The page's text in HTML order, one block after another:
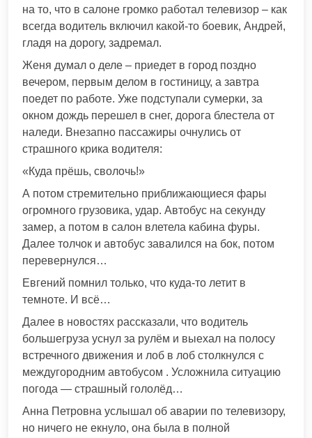
на то, что в салоне громко работал телевизор – как
всегда водитель включил какой-то боевик, Андрей,
гладя на дорогу, задремал.
Женя думал о деле – приедет в город поздно
вечером, первым делом в гостиницу, а завтра
поедет по работе. Уже подступали сумерки, за
окном дождь перешел в снег, дорога блестела от
наледи. Внезапно пассажиры очнулись от
страшного крика водителя:
«Куда прёшь, сволочь!»
А потом стремительно приближающиеся фары
огромного грузовика, удар. Автобус на секунду
замер, а потом в салон влетела кабина фуры.
Далее толчок и автобус завалился на бок, потом
перевернулся…
Евгений помнил только, что куда-то летит в
темноте. И всё…
Далее в новостях рассказали, что водитель
большегруза уснул за рулём и выехал на полосу
встречного движения и лоб в лоб столкнулся с
междугородним автобусом . Усложнила ситуацию
погода — страшный гололёд…
Анна Петровна услышал об аварии по телевизору,
но ничего не екнуло, она была в полной